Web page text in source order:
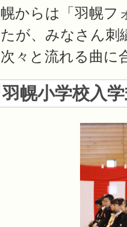
幌からは「羽幌フ
たが、みなさん刺
次々と流れる曲に
羽幌小学校入